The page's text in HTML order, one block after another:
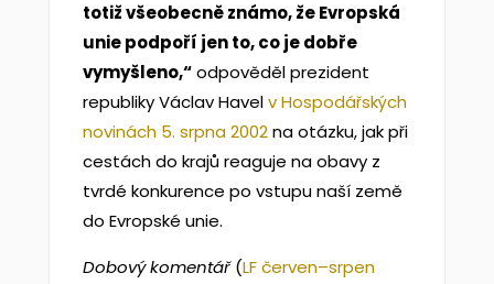
totiž všeobecně známo, že Evropská
unie podpoří jen to, co je dobře
vymyšleno,“odpověděl prezident
republiky Václav Havelv Hospodářských
novinách 5. srpna 2002na otázku, jak při
cestách do krajů reaguje na obavy z
tvrdé konkurence po vstupu naší země
do Evropské unie.
Dobový komentář(LF červen–srpen